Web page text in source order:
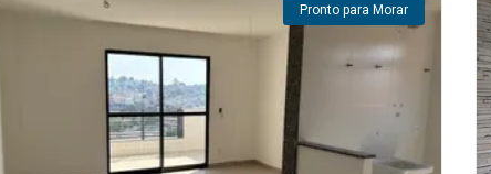
Pronto para Morar